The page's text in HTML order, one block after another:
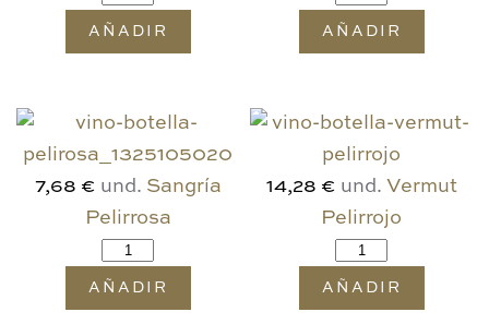
AÑADIR AÑADIR
7,68 € und. Sangría
Pelirrosa
AÑADIR
14,28 € und. Vermut
Pelirrojo
AÑADIR